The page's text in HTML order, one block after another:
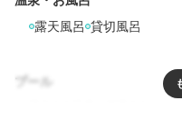
露天風呂 貸切風呂
プール